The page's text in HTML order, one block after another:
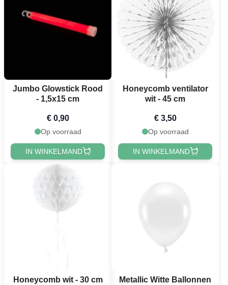
Jumbo Glowstick Rood
- 1,5x15 cm
€ 0,90
Op voorraad
IN WINKELMAND
Honeycomb ventilator
wit - 45 cm
€ 3,50
Op voorraad
IN WINKELMAND
Honeycomb wit - 30 cm
Metallic Witte Ballonnen